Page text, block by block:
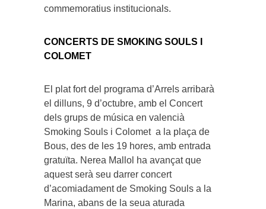
commemoratius institucionals.
CONCERTS DE SMOKING SOULS I
COLOMET
El plat fort del programa d’Arrels arribarà
el dilluns, 9 d’octubre, amb el Concert
dels grups de música en valencià
Smoking Souls i Colomet a la plaça de
Bous, des de les 19 hores, amb entrada
gratuïta. Nerea Mallol ha avançat que
aquest serà seu darrer concert
d’acomiadament de Smoking Souls a la
Marina, abans de la seua aturada